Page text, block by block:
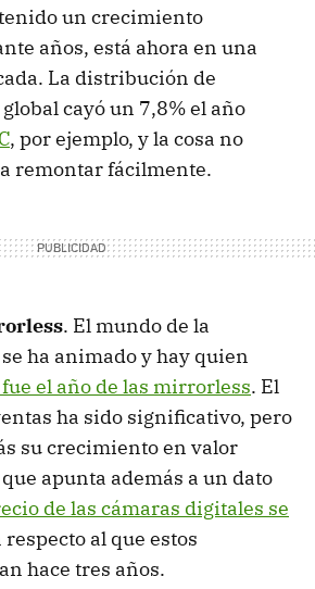
un crecimiento
años, está ahora en una
La distribución de
cayó un 7,8% el año
, por ejemplo, y la cosa no
remontar fácilmente.
. El mundo de la
ha animado y hay quien
el año de las mirrorless. El
ha sido significativo, pero
su crecimiento en valor
apunta además a un dato
de las cámaras digitales se
respecto al que estos
hace tres años.